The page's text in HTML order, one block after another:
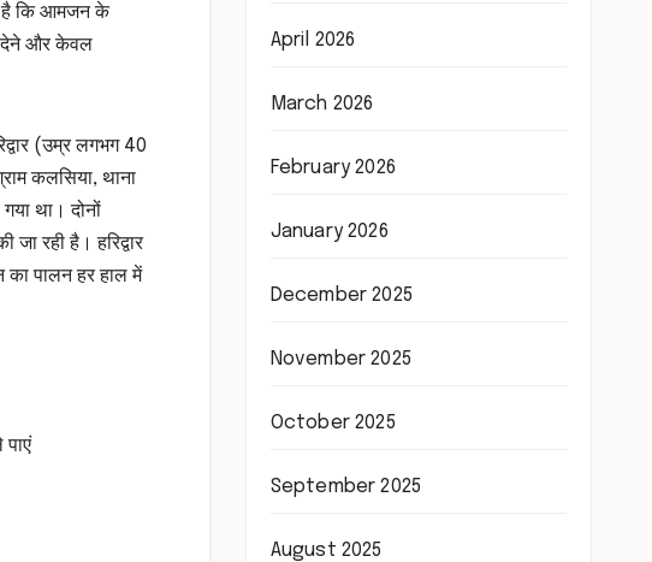
है कि आमजन के
देने और केवल
(उम्र लगभग 40
कलसिया, थाना
था। दोनों
रही है। हरिद्वार
का पालन हर हाल में
April 2026
March 2026
February 2026
January 2026
December 2025
November 2025
October 2025
September 2025
August 2025